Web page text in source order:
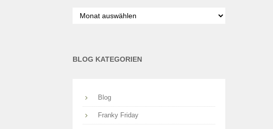
nach
BLOG KATEGORIEN
Blog
Franky Friday